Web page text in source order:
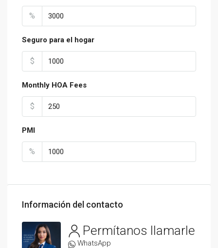
%
Seguro para el hogar
$
Monthly HOA Fees
$
PMI
%
Información del contacto
Permítanos llamarle
WhatsApp